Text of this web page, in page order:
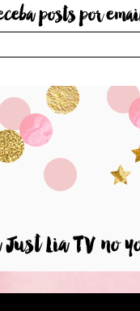
posts por
Lia TV no